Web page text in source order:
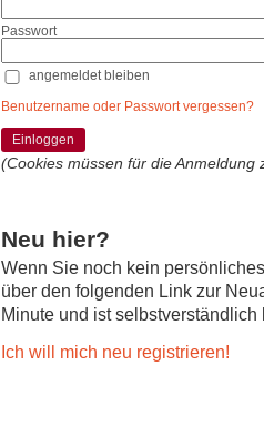
Passwort
angemeldet bleiben
Benutzername oder Passwort vergessen?
Einloggen
(Cookies müssen für die Anmeldung
Neu hier?
Wenn Sie noch kein
über den folgenden Link zur
Minute und ist selbstverständlich
Ich will mich neu registrieren!